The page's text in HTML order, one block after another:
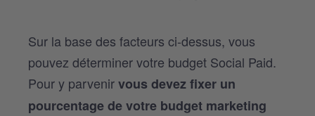
Sur la base des facteurs ci-dessus, vous
pouvez déterminer votre budget Social Paid.
Pour y parvenirvous devez fixer un
pourcentage de votre budget marketing